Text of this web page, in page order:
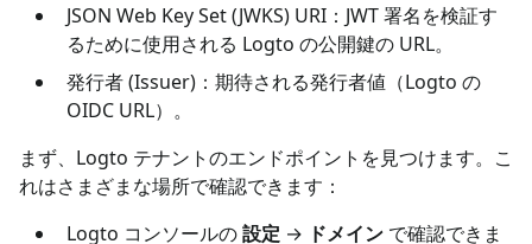
JSON Web Key Set (JWKS) URI：JWT 署名を検証す
るために使用される Logto の公開鍵の URL。
発行者 (Issuer)：期待される発行者値（Logto の
OIDC URL）。
まず、Logto テナントのエンドポイントを見つけます。こ
れはさまざまな場所で確認できます：
Logto コンソールの設定 → ドメイン で確認できま